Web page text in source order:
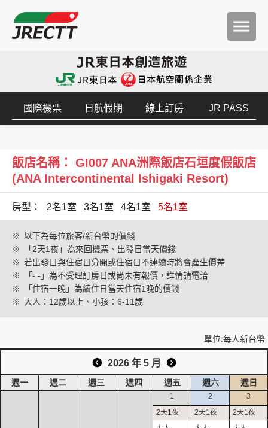
國際機票 日航假期 線上訂房 JR PASS
飯店名稱： GI007 ANA洲際飯店石垣度假飯店
(ANA Intercontinental Ishigaki Resort)
房型： 2名1室 3名1室 4名1室 5名1室
※ 以下為每位旅客/新台幣的價錢
※
「2天1夜」為來回機票、出發日當天價錢
※ 若出發日與住宿日分開或住宿日不連續時將會產生價差
※
「- -」為不受理訂房日或尚未有報價，詳情請電洽
※
「住宿一晚」為續住日當天住宿1晚的價錢
※ 大人：12歲以上、小孩：6-11歲
單位:每人新台幣
2026 年 5 月
週一 週二 週三 週四 週五 週六 週日
1 2 3